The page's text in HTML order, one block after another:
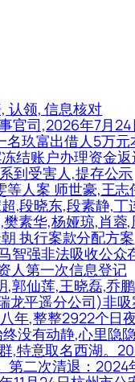
认领, 信息核对
官司,2026年7月
名玖富出借人5万元
结账户办理资金
到受害人,提存公示
人案 师世豪,王
,段晓东,段素静,
素华,杨娅琼,肖
执行案款分配方案
智强非法吸收公
人第一次信息登记
郭仙莲,王晓磊,乔
龙平遥分公司)非
年,整整2922个日
没有动静,心里隐
,特意取名西湖。
二次清退：